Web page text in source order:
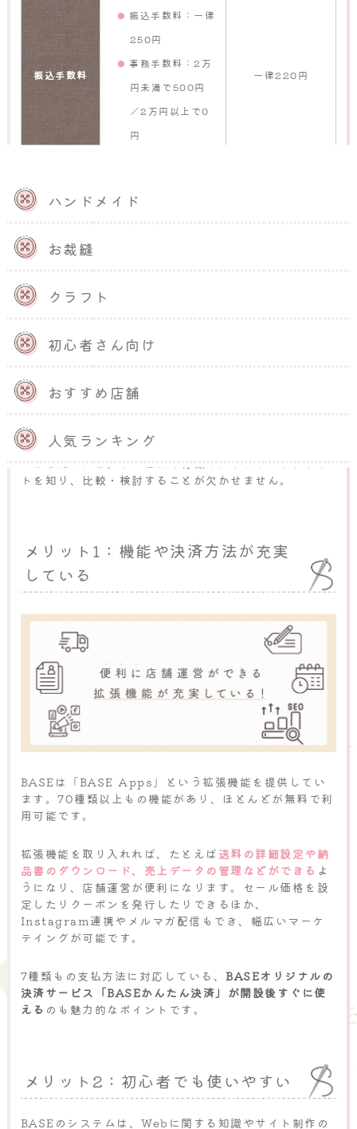
ハンドメイド
お裁縫
クラフト
初心者さん向け
おすすめ店舗
人気ランキング
振込手数料
振込手数料：一律
250円
事務手数料：2万
円未満で500円
／2万円以上で0
円
一律220円
日
以内に振込
ハンドメイド作家がBASEを利用す
るメリット・デメリット
ネットショップサービスは非常にたくさんあり、それぞ
始してから「合わなかった」「失敗したかも」などと思
うことは避けたいものです。
自分のハンドメイド作品や売り方などに合うサイトを見
つけるためには、サービスの特徴やメリット・デメリッ
トを知り、比較・検討することが欠かせません。
メリット1：機能や決済方法が充実
している
BASEは「BASE Apps」という拡張機能を提供してい
ます。70種類以上もの機能があり、ほとんどが無料で利
用可能です。
拡張機能を取り入れれば、たとえば 送料の詳細設定や納
品書のダウンロード、売上データの管理などができる よ
うになり、店舗運営が便利になります。セール価格を設
定したりクーポンを発行したりできるほか、
Instagram連携やメルマガ配信もでき、幅広いマーケ
テイングが可能です。
7種類もの支払方法に対応している、BASEオリジナルの
決済サービス「BASEかんたん決済」が開設後すぐに使
える のも魅力的なポイントです。
メリット2：初心者でも使いやすい
BASEのシステムは、Webに関する知識やサイト制作の